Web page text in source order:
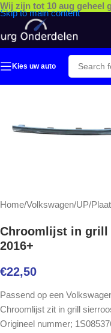
Skip to main content
Wij zijn tot 10 aug geheel
Kies uw auto
Home/Volkswagen/UP/
Chroomlijst in grill
2016+
€22,50
Passend op een
Chroomlijst zit in grill
Origineel nummer;